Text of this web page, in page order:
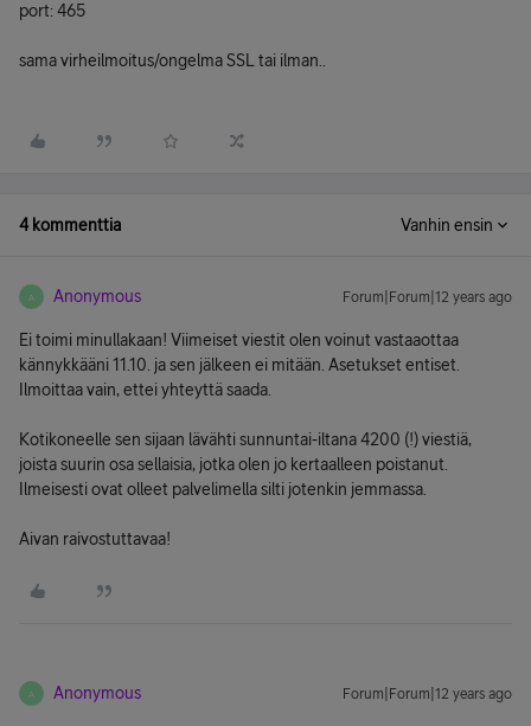
port: 465
sama virheilmoitus/ongelma SSL tai ilman..
4 kommenttia Vanhin ensin
A Anonymous Forum|Forum|12 years ago
Ei toimi minullakaan! Viimeiset viestit olen voinut vastaaottaa
kännykkääni 11.10. ja sen jälkeen ei mitään. Asetukset entiset.
Ilmoittaa vain, ettei yhteyttä saada.
Kotikoneelle sen sijaan lävähti sunnuntai-iltana 4200 (!) viestiä,
joista suurin osa sellaisia, jotka olen jo kertaalleen poistanut.
Ilmeisesti ovat olleet palvelimella silti jotenkin jemmassa.
Aivan raivostuttavaa!
A Anonymous Forum|Forum|12 years ago